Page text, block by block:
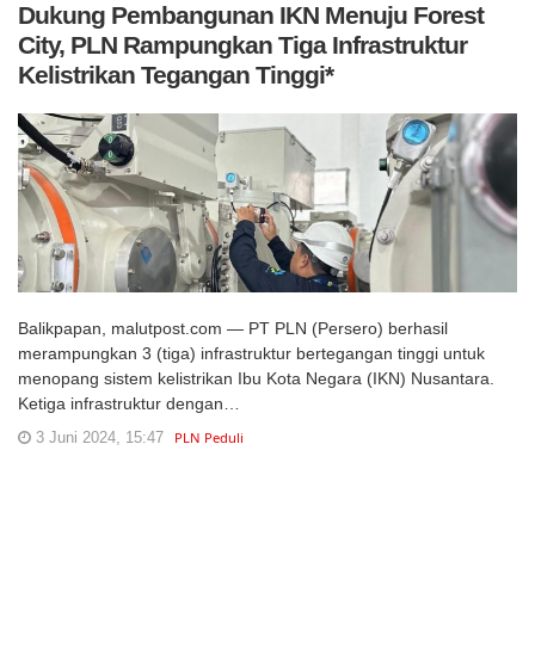
Dukung Pembangunan IKN Menuju Forest
City, PLN Rampungkan Tiga Infrastruktur
Kelistrikan Tegangan Tinggi*
Balikpapan, malutpost.com — PT PLN (Persero) berhasil
merampungkan 3 (tiga) infrastruktur bertegangan tinggi untuk
menopang sistem kelistrikan Ibu Kota Negara (IKN) Nusantara.
Ketiga infrastruktur dengan…
3 Juni 2024, 15:47 PLN Peduli